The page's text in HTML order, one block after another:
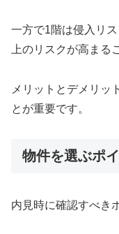
一方で1階は侵入リ
上のリスクが高まる
メリットとデメリッ
とが重要です。
物件を選ぶポ
内見時に確認すべき